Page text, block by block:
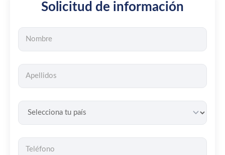
Solicitud de información